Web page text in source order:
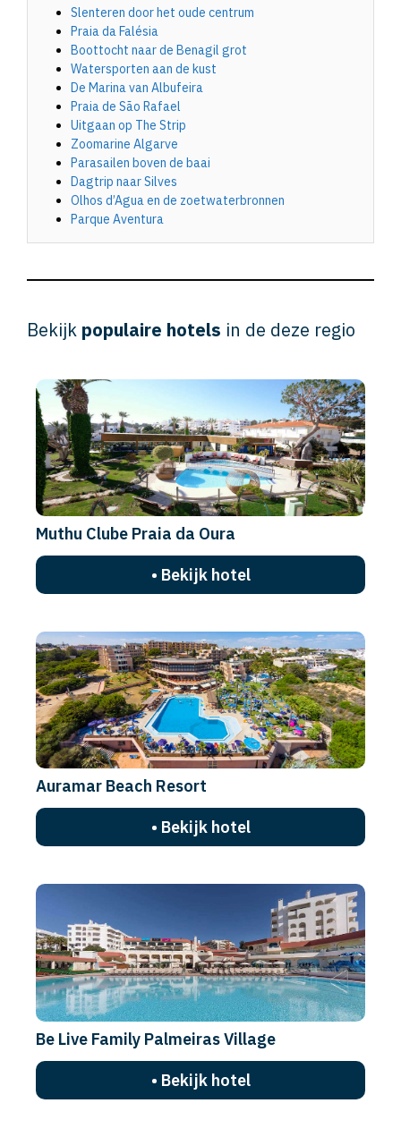
Slenteren door het oude centrum
Praia da Falésia
Boottocht naar de Benagil grot
Watersporten aan de kust
De Marina van Albufeira
Praia de São Rafael
Uitgaan op The Strip
Zoomarine Algarve
Parasailen boven de baai
Dagtrip naar Silves
Olhos d’Agua en de zoetwaterbronnen
Parque Aventura
Bekijk populaire hotels in de deze regio
Muthu Clube Praia da Oura
• Bekijk hotel
Auramar Beach Resort
• Bekijk hotel
Be Live Family Palmeiras Village
• Bekijk hotel